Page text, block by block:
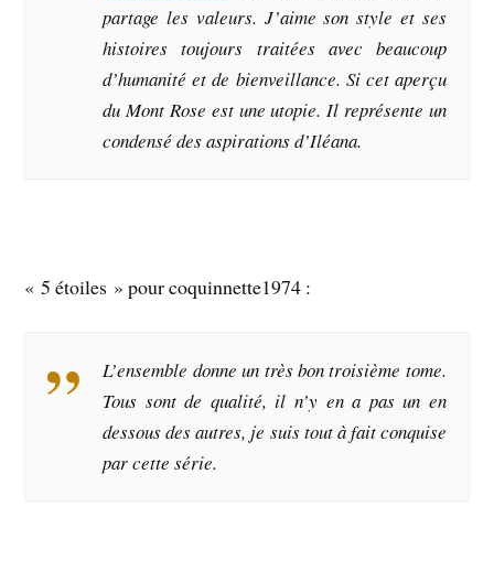
partage les valeurs. J’aime son style et ses
histoires toujours traitées avec beaucoup
d’humanité et de bienveillance. Si cet aperçu
du Mont Rose est une utopie. Il représente un
condensé des aspirations d’Iléana.
« 5 étoiles » pour coquinnette1974 :
L’ensemble donne un très bon troisième tome.
Tous sont de qualité, il n’y en a pas un en
dessous des autres, je suis tout à fait conquise
par cette série.